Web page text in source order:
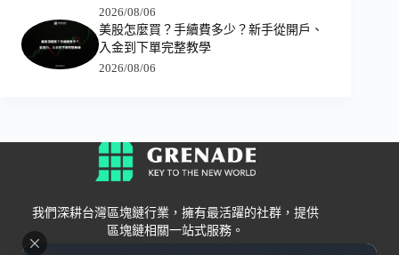
2026/08/06
美股怎麼買？手續費多少？新手從開戶、
入金到下單完整教學
2026/08/06
我們深耕台灣區塊鏈行業，擁有最活躍的社群，提供
區塊鏈相關一站式服務。